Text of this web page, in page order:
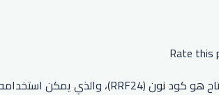
Rate this